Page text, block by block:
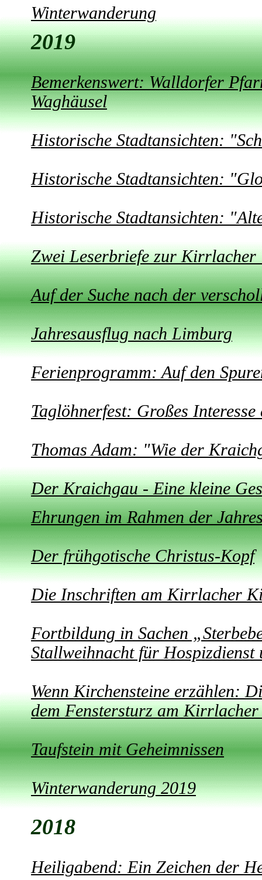
Winterwanderung
2019
Bemerkenswert: Walldorfer
Waghäusel
Historische Stadtansichten:
Historische Stadtansichten:
Historische Stadtansichten:
Zwei Leserbriefe zur Kirrlacher
Auf der Suche nach der
Jahresausflug nach Limburg
Ferienprogramm: Auf den
Taglöhnerfest: Großes
Thomas Adam: "Wie der
Der Kraichgau - Eine kleine
Ehrungen im Rahmen der
Der frühgotische Christus-Kopf
Die Inschriften am Kirrlacher
Fortbildung in Sachen
Stallweihnacht für Hospizdienst
Wenn Kirchensteine erzählen:
dem Fenstersturz am
Taufstein mit Geheimnissen
Winterwanderung 2019
2018
Heiligabend: Ein Zeichen der